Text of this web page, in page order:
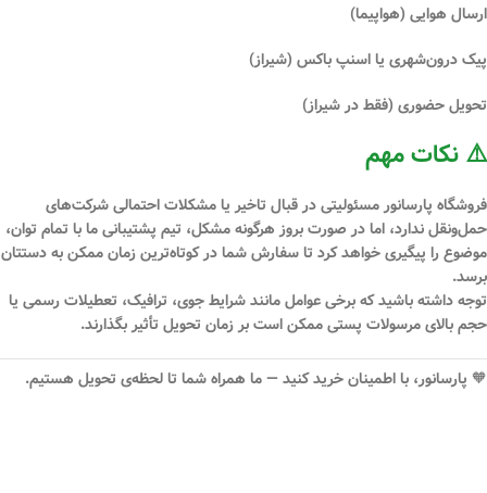
ارسال هوایی (هواپیما)
پیک درون‌شهری یا اسنپ باکس (شیراز)
تحویل حضوری (فقط در شیراز)
⚠️ نکات مهم
فروشگاه پارسانورمسئولیتی در قبال تاخیر یا مشکلات احتمالی شرکت‌های
حمل‌ونقلندارد، اما در صورت بروز هرگونه مشکل، تیم پشتیبانی ما با تمام توان،
موضوع را پیگیری خواهد کرد تا سفارش شما در کوتاه‌ترین زمان ممکن به دستتان
برسد.
توجه داشته باشید که برخی عوامل مانند شرایط جوی، ترافیک، تعطیلات رسمی یا
حجم بالای مرسولات پستی ممکن است بر زمان تحویل تأثیر بگذارند.
🧡 پارسانور، با اطمینان خرید کنید — ما همراه شما تا لحظه‌ی تحویل هستیم.